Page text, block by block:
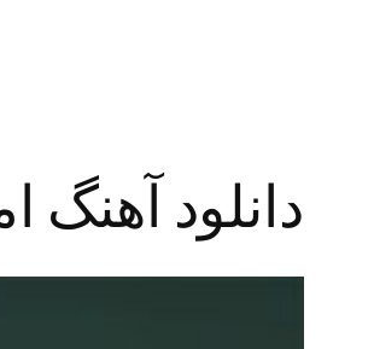
دانلود آهنگ